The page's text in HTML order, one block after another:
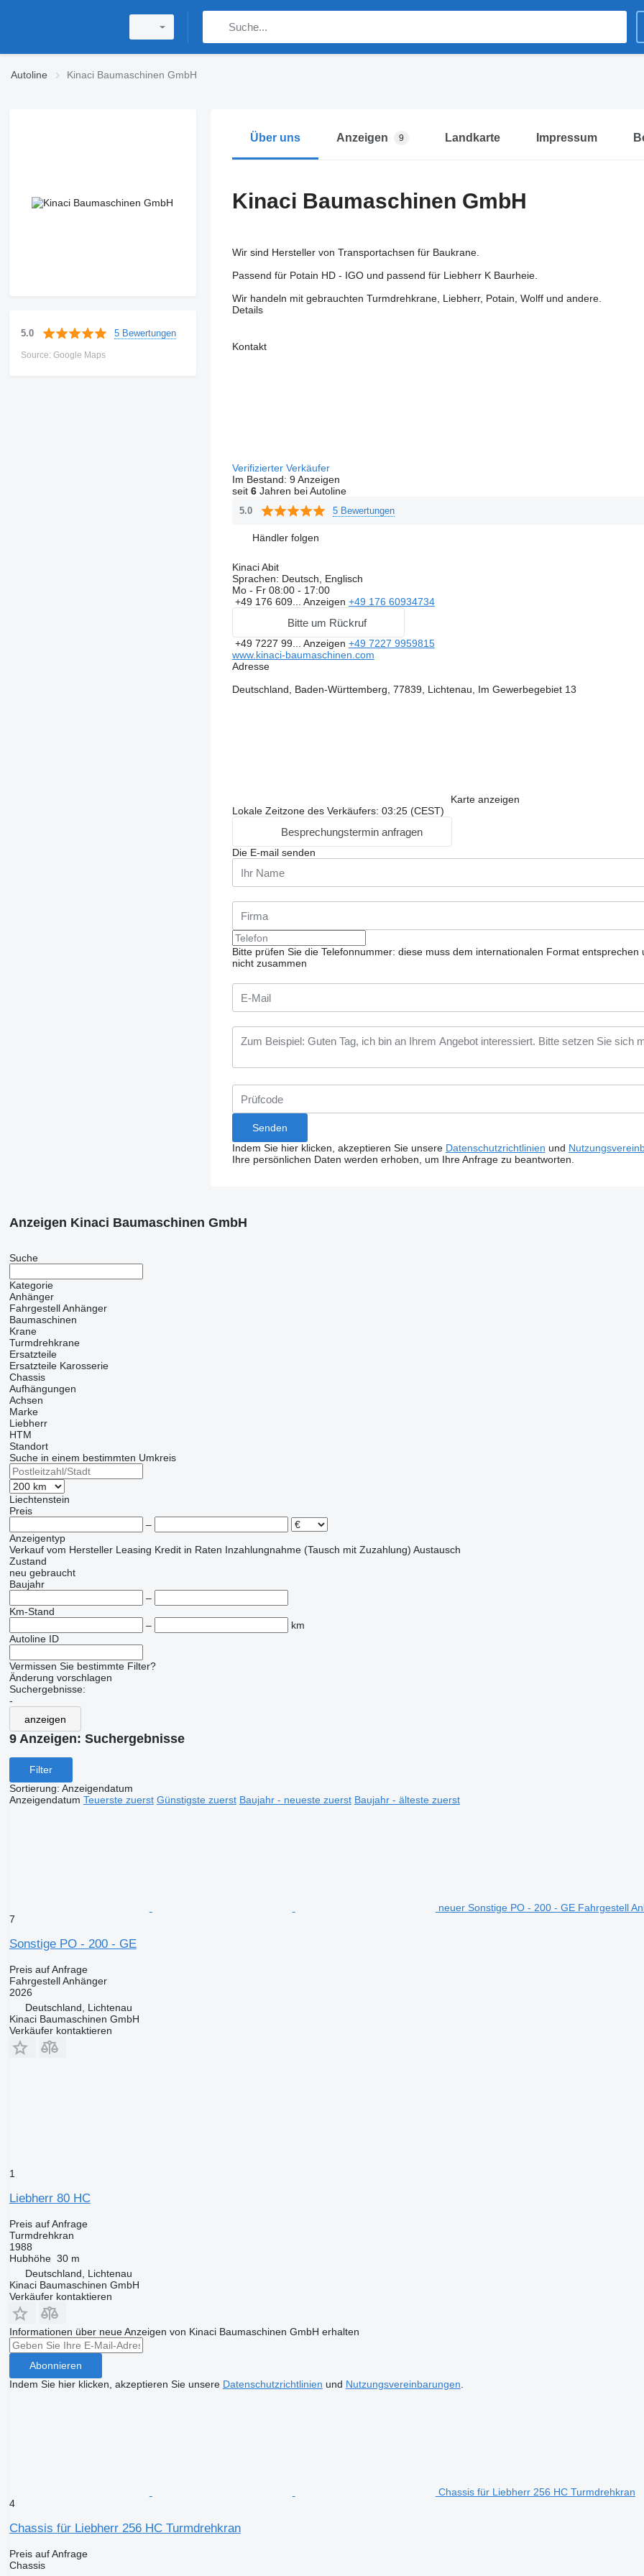
Autoline Kinaci Baumaschinen GmbH
5.0 5 Bewertungen
Source: Google Maps
Über uns Anzeigen 9 Landkarte Impressum
Kinaci Baumaschinen GmbH
Wir sind Hersteller von Transportachsen für Baukrane.
Passend für Potain HD - IGO und passend für Liebherr K Baurheie.
Wir handeln mit gebrauchten Turmdrehkrane, Liebherr, Potain, Wolff und andere.
Details
Kontakt
Verifizierter Verkäufer
Im Bestand: 9 Anzeigen
seit 6Jahren bei Autoline
5.0 5 Bewertungen
Händler folgen
Kinaci Abit
Sprachen: Deutsch, Englisch
Mo - Fr 08:00 - 17:00
+49 176 609... Anzeigen +49 176 60934734
Bitte um Rückruf
+49 7227 99... Anzeigen +49 7227 9959815
www.kinaci-baumaschinen.com
Adresse
Deutschland, Baden-Württemberg, 77839, Lichtenau, Im Gewerbegebiet 13
Karte anzeigen
Lokale Zeitzone des Verkäufers: 03:25 (CEST)
Besprechungstermin anfragen
Die E-mail senden
Bitte prüfen Sie die Telefonnummer: diese muss dem internationalen Format entsprechen
nicht zusammen
Indem Sie hier klicken, akzeptieren Sie unsere Datenschutzrichtlinien und
Ihre persönlichen Daten werden erhoben, um Ihre Anfrage zu beantworten.
Anzeigen Kinaci Baumaschinen GmbH
Suche
Kategorie
Anhänger
Fahrgestell Anhänger
Baumaschinen
Krane
Turmdrehkrane
Ersatzteile
Ersatzteile Karosserie
Chassis
Aufhängungen
Achsen
Marke
Liebherr
HTM
Standort
Suche in einem bestimmten Umkreis
Liechtenstein
Preis
–
Anzeigentyp
Verkauf vom Hersteller Leasing Kredit in Raten Inzahlungnahme (Tausch mit Zuzahlung) Austausch
Zustand
neu gebraucht
Baujahr
–
Km-Stand
–
km
Autoline ID
Vermissen Sie bestimmte Filter?
Änderung vorschlagen
Suchergebnisse:
-
anzeigen
9 Anzeigen: Suchergebnisse
Filter
Sortierung: Anzeigendatum
Anzeigendatum Teuerste zuerst Günstigste zuerst Baujahr - neueste zuerst Baujahr - älteste zuerst
neuer Sonstige PO - 200 - GE Fahrgestell
7
Sonstige PO - 200 - GE
Preis auf Anfrage
Fahrgestell Anhänger
2026
Deutschland, Lichtenau
Kinaci Baumaschinen GmbH
Verkäufer kontaktieren
1
Liebherr 80 HC
Preis auf Anfrage
Turmdrehkran
1988
Hubhöhe 30 m
Deutschland, Lichtenau
Kinaci Baumaschinen GmbH
Verkäufer kontaktieren
Informationen über neue Anzeigen von Kinaci Baumaschinen GmbH erhalten
Abonnieren
Indem Sie hier klicken, akzeptieren Sie unsere Datenschutzrichtlinien und Nutzungsvereinbarungen
Chassis für Liebherr 256 HC Turmdrehkran
4
Chassis für Liebherr 256 HC Turmdrehkran
Preis auf Anfrage
Chassis